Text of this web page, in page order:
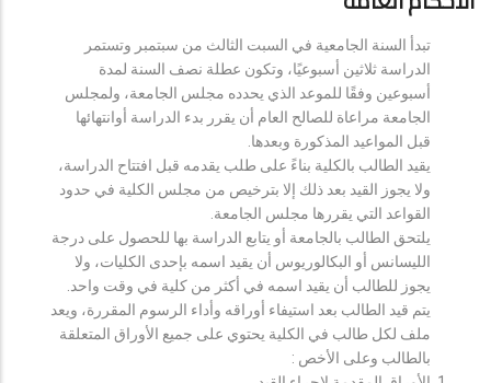
تبدأ السنة الجامعية في السبت الثالث من سبتمبر وتستمر
الدراسة ثلاثين أسبوعيًا، وتكون عطلة نصف السنة لمدة
أسبوعين وفقًا للموعد الذي يحدده مجلس الجامعة، ولمجلس
الجامعة مراعاة للصالح العام أن يقرر بدء الدراسة أوانتهائها
قبل المواعيد المذكورة وبعدها.
يقيد الطالب بالكلية بناءً على طلب يقدمه قبل افتتاح الدراسة،
ولا يجوز القيد بعد ذلك إلا بترخيص من مجلس الكلية في حدود
القواعد التي يقررها مجلس الجامعة.
يلتحق الطالب بالجامعة أو يتابع الدراسة بها للحصول على درجة
الليسانس أو البكالوريوس أن يقيد اسمه بإحدى الكليات، ولا
يجوز للطالب أن يقيد اسمه في أكثر من كلية في وقت واحد.
يتم قيد الطالب بعد استيفاء أوراقه وأداء الرسوم المقررة، ويعد
ملف لكل طالب في الكلية يحتوي على جميع الأوراق المتعلقة
بالطالب وعلى الأخص :